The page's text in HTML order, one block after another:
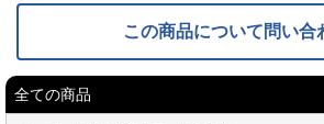
この商品について問い合